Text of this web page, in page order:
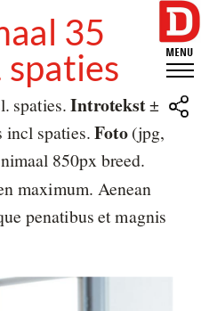
35
spaties
spaties.Introtekst±
incl spaties.Foto(jpg,
850px breed.
maximum. Aenean
penatibus et magnis